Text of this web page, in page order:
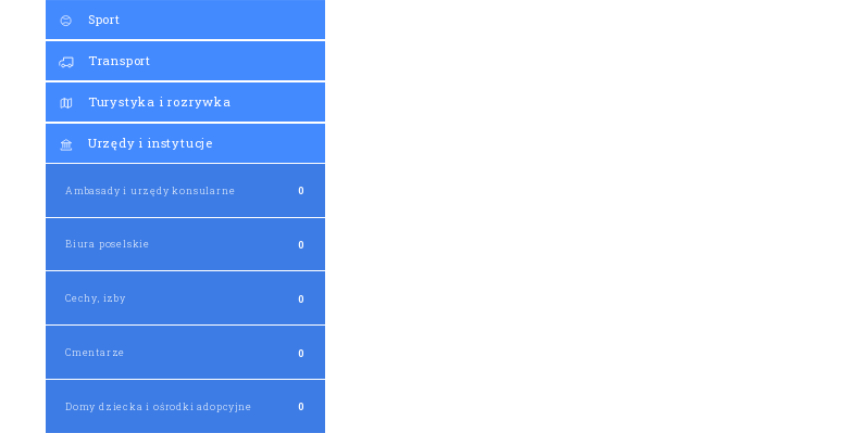
Sport
Transport
Turystyka i rozrywka
Urzędy i instytucje
Ambasady i urzędy konsularne 0
Biura poselskie 0
Cechy, izby 0
Cmentarze 0
Domy dziecka i ośrodki adopcyjne 0